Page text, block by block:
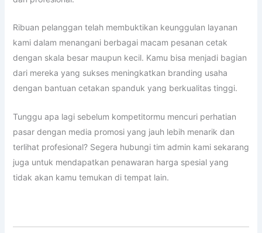
Ribuan pelanggan telah membuktikan keunggulan layanan
kami dalam menangani berbagai macam pesanan cetak
dengan skala besar maupun kecil. Kamu bisa menjadi bagian
dari mereka yang sukses meningkatkan branding usaha
dengan bantuan cetakan spanduk yang berkualitas tinggi.
Tunggu apa lagi sebelum kompetitormu mencuri perhatian
pasar dengan media promosi yang jauh lebih menarik dan
terlihat profesional? Segera hubungi tim admin kami sekarang
juga untuk mendapatkan penawaran harga spesial yang
tidak akan kamu temukan di tempat lain.